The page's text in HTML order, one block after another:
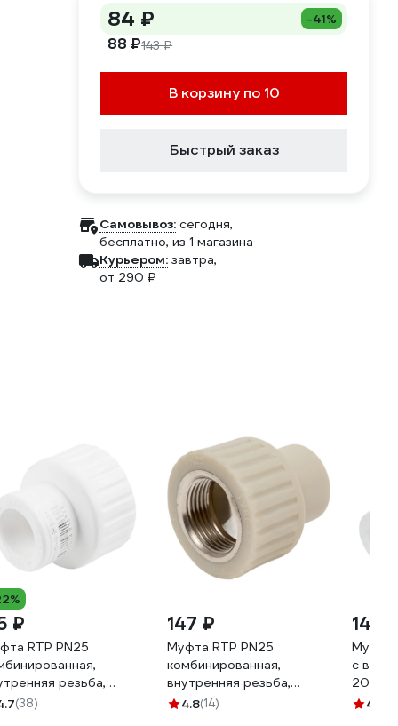
84 ₽ -41%
88 ₽143 ₽
В корзину по 10
Быстрый заказ
Самовывоз: сегодня,
бесплатно, из 1 магазина
Курьером: завтра,
от 290 ₽
₽
RTP PN25
резьба,
4" 10653
(38)
147 ₽
Муфта RTP PN25
комбинированная,
внутренняя резьба,
D20х3/4 мм, серая 10934
4.8(14)
149
Муфта
с
20- 3/
4.8